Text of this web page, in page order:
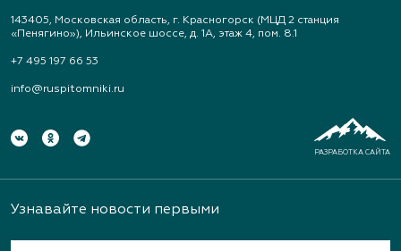
дом 14
(343) 213-1385
www.art-landshaft.ru
Архангельское
(926) 030-3602, (926) 030-3604
143405, Московская область, г. Красногорск (МЦД 2 станция
«Пенягино»), Ильинское шоссе, д. 1А, этаж 4, пом. 8.1
+7 495 197 66 53
info@ruspitomniki.ru
РАЗРАБОТКА САЙТА
Узнавайте новости первыми